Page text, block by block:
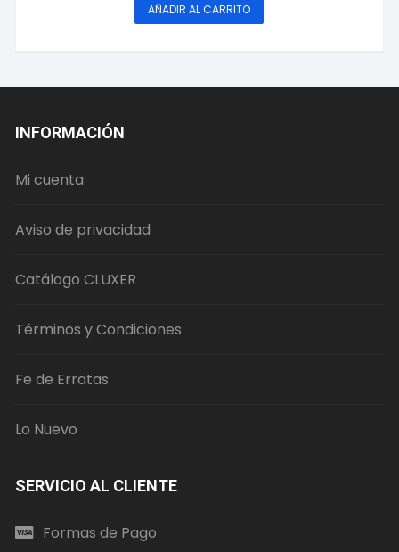
AÑADIR AL CARRITO
INFORMACIÓN
Mi cuenta
Aviso de privacidad
Catálogo CLUXER
Términos y Condiciones
Fe de Erratas
Lo Nuevo
SERVICIO AL CLIENTE
Formas de Pago